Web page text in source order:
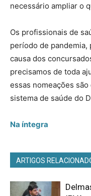
necessário ampliar o
Os profissionais de
período de
causa dos
precisamos de toda
essas nomeações
sistema de saúde do
Na íntegra
ARTIGOS